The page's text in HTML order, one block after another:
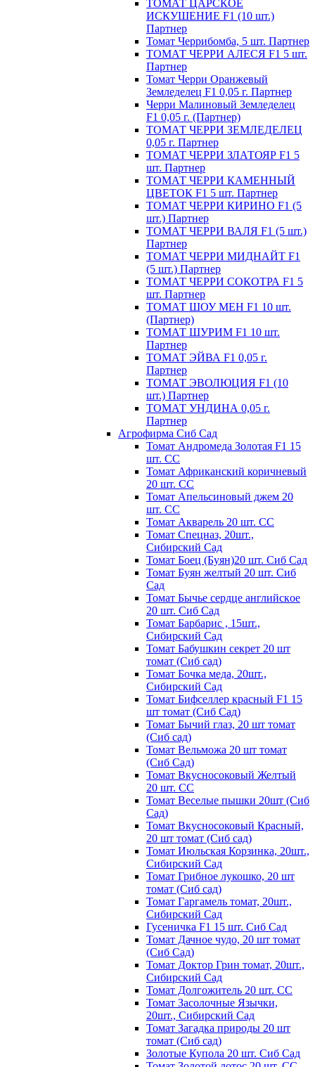
ТОМАТ ЦАРСКОЕ
ИСКУШЕНИЕ F1 (10 шт.)
Партнер
Томат Черрибомба, 5 шт. Партнер
ТОМАТ ЧЕРРИ АЛЕСЯ F1 5 шт.
Партнер
Томат Черри Оранжевый
Земледелец F1 0,05 г. Партнер
Черри Малиновый Земледелец
F1 0,05 г. (Партнер)
ТОМАТ ЧЕРРИ ЗЕМЛЕДЕЛЕЦ
0,05 г. Партнер
ТОМАТ ЧЕРРИ ЗЛАТОЯР F1 5
шт. Партнер
ТОМАТ ЧЕРРИ КАМЕННЫЙ
ЦВЕТОК F1 5 шт. Партнер
ТОМАТ ЧЕРРИ КИРИНО F1 (5
шт.) Партнер
ТОМАТ ЧЕРРИ ВАЛЯ F1 (5 шт.)
Партнер
ТОМАТ ЧЕРРИ МИДНАЙТ F1
(5 шт.) Партнер
ТОМАТ ЧЕРРИ СОКОТРА F1 5
шт. Партнер
ТОМАТ ШОУ МЕН F1 10 шт.
(Партнер)
ТОМАТ ШУРИМ F1 10 шт.
Партнер
ТОМАТ ЭЙВА F1 0,05 г.
Партнер
ТОМАТ ЭВОЛЮЦИЯ F1 (10
шт.) Партнер
ТОМАТ УНДИНА 0,05 г.
Партнер
Агрофирма Сиб Сад
Томат Андромеда Золотая F1 15
шт. СС
Томат Африканский коричневый
20 шт. СС
Томат Апельсиновый джем 20
шт. СС
Томат Акварель 20 шт. СС
Томат Спецназ, 20шт.,
Сибирский Сад
Томат Боец (Буян)20 шт. Сиб Сад
Томат Бyян жeлтый 20 шт. Сиб
Сaд
Томат Бычьe cepдцe aнглийcкoe
20 шт. Сиб Сaд
Томат Барбарис , 15шт.,
Сибирский Сад
Томат Бабушкин секрет 20 шт
томат (Сиб сад)
Томат Бочка меда, 20шт.,
Сибирский Сад
Томат Бифселлер красный F1 15
шт томат (Сиб Сад)
Томат Бычий глаз, 20 шт томат
(Сиб сад)
Томат Вельможа 20 шт томат
(Сиб Сад)
Томат Вкусносоковый Желтый
20 шт. СС
Томат Веселые пышки 20шт (Сиб
Сад)
Томат Вкусносоковый Красный,
20 шт томат (Сиб сад)
Томат Июльская Корзинка, 20шт.,
Сибирский Сад
Томат Грибное лукошко, 20 шт
томат (Сиб сад)
Томат Гаргамель томат, 20шт.,
Сибирский Сад
Гусеничка F1 15 шт. Сиб Сад
Томат Дачное чудо, 20 шт томат
(Сиб Сад)
Томат Доктор Грин томат, 20шт.,
Сибирский Сад
Томат Долгожитель 20 шт. СС
Томат Засолочные Язычки,
20шт., Сибирский Сад
Томат Загадка природы 20 шт
томат (Сиб сад)
Золотые Купола 20 шт. Сиб Сад